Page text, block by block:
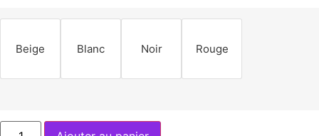
Beige Blanc Noir Rouge